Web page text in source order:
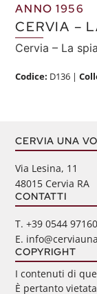
ANNO 1956
CERVIA –
Cervia – La
Codice: D136 |
CERVIA UNA
Via Lesina, 11
48015 Cervia RA
CONTATTI
‭T. +39 0544
E.
COPYRIGHT
I contenuti di
È pertanto